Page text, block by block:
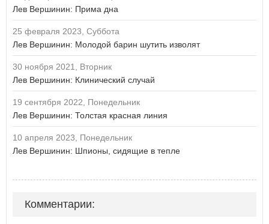
Лев Вершинин: Прима дна
25 февраля 2023, Суббота
Лев Вершинин: Молодой барин шутить изволят
30 ноября 2021, Вторник
Лев Вершинин: Клинический случай
19 сентября 2022, Понедельник
Лев Вершинин: Толстая красная линия
10 апреля 2023, Понедельник
Лев Вершинин: Шпионы, сидящие в тепле
Комментарии: